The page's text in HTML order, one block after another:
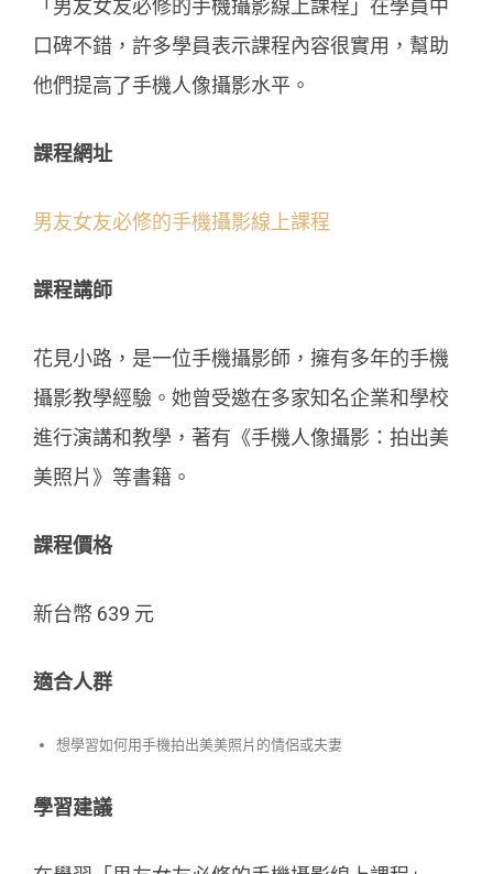
「男友女友必修的手機攝影線上課程」在學員中
口碑不錯，許多學員表示課程內容很實用，幫助
他們提高了手機人像攝影水平。
課程網址
男友女友必修的手機攝影線上課程
課程講師
花見小路，是一位手機攝影師，擁有多年的手機
攝影教學經驗。她曾受邀在多家知名企業和學校
進行演講和教學，著有《手機人像攝影：拍出美
美照片》等書籍。
課程價格
新台幣 639 元
適合人群
想學習如何用手機拍出美美照片的情侶或夫妻
學習建議